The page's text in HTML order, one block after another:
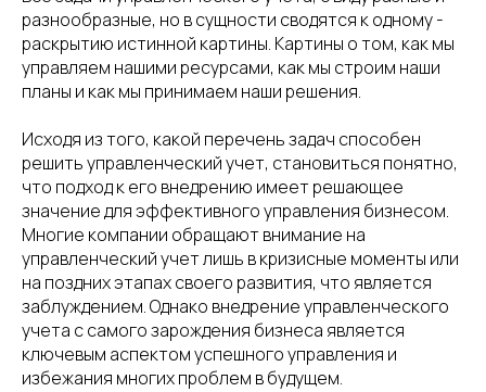
разнообразные, но в сущности сводятся к одному -
раскрытию истинной картины. Картины о том, как мы
управляем нашими ресурсами, как мы строим наши
планы и как мы принимаем наши решения.
Исходя из того, какой перечень задач способен
решить управленческий учет, становиться понятно,
что подход к его внедрению имеет решающее
значение для эффективного управления бизнесом.
Многие компании обращают внимание на
управленческий учет лишь в кризисные моменты или
на поздних этапах своего развития, что является
заблуждением. Однако внедрение управленческого
учета с самого зарождения бизнеса является
ключевым аспектом успешного управления и
избежания многих проблем в будущем.